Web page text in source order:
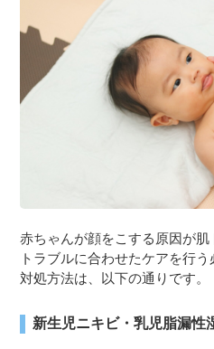
赤ちゃんが顔をこする原因が
トラブルに合わせたケアを行
対処方法は、以下の通りです。
新生児ニキビ・乳児脂漏性